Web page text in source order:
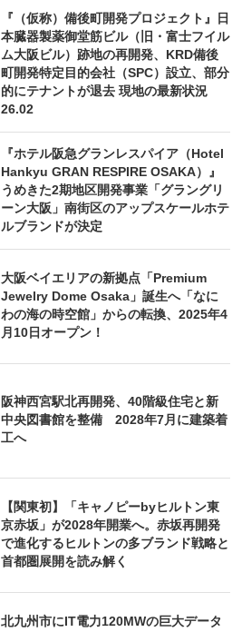
『（仮称）備後町開発プロジェクト』日
本臓器製薬御堂筋ビル（旧・富士フイル
ム大阪ビル）跡地の再開発、KRD備後
町開発特定目的会社（SPC）設立、部分
的にテナントが退去 現地の最新状況
26.02
『ホテル阪急グランレスパイア（Hotel
Hankyu GRAN RESPIRE OSAKA）』
うめきた2期地区開発事業「グラングリ
ーン大阪」南街区のアップスケールホテ
ルブランドが決定
大阪ベイエリアの新拠点「Premium
Jewelry Dome Osaka」誕生へ「なに
わの海の時空館」からの転換、2025年4
月10日オープン！
阪神西宮駅北再開発、40階級住宅と新
中央図書館を整備 2028年7月に建築着
工へ
【関東初】「キャノピーbyヒルトン東
京赤坂」が2028年開業へ。赤坂再開発
で進化するヒルトンの多ブランド戦略と
首都圏展開を読み解く
北九州市にIT電力120MWの巨大データ